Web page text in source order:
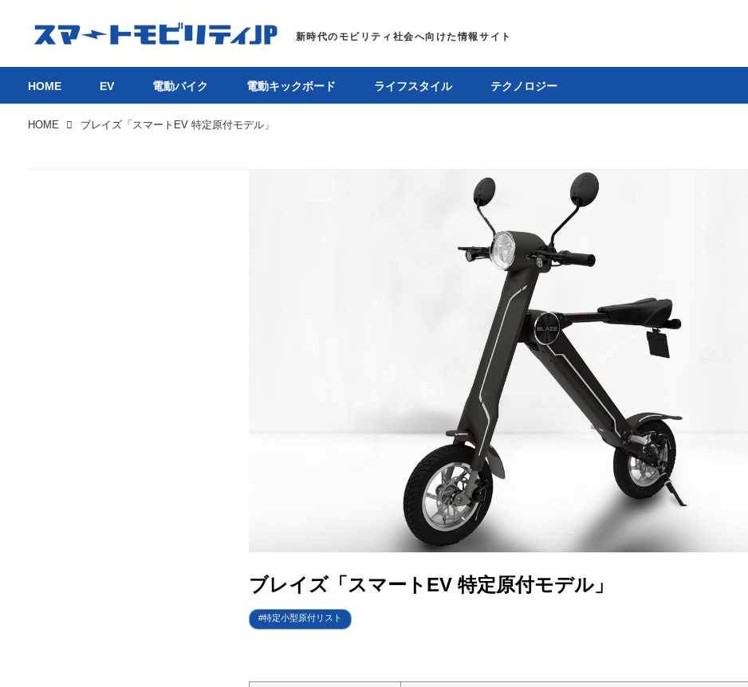
このメディアについて
利用規約
プライバシーポリシー
HOME EV 電動バイク 電動キックボード ライフスタイル テクノロジー
HOME ブレイズ「スマートEV 特定原付モデル」
ブレイズ「スマートEV 特定原付モデル」
特定小型原付リスト